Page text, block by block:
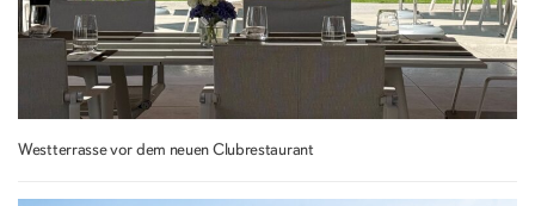
Westterrasse vor dem neuen Clubrestaurant